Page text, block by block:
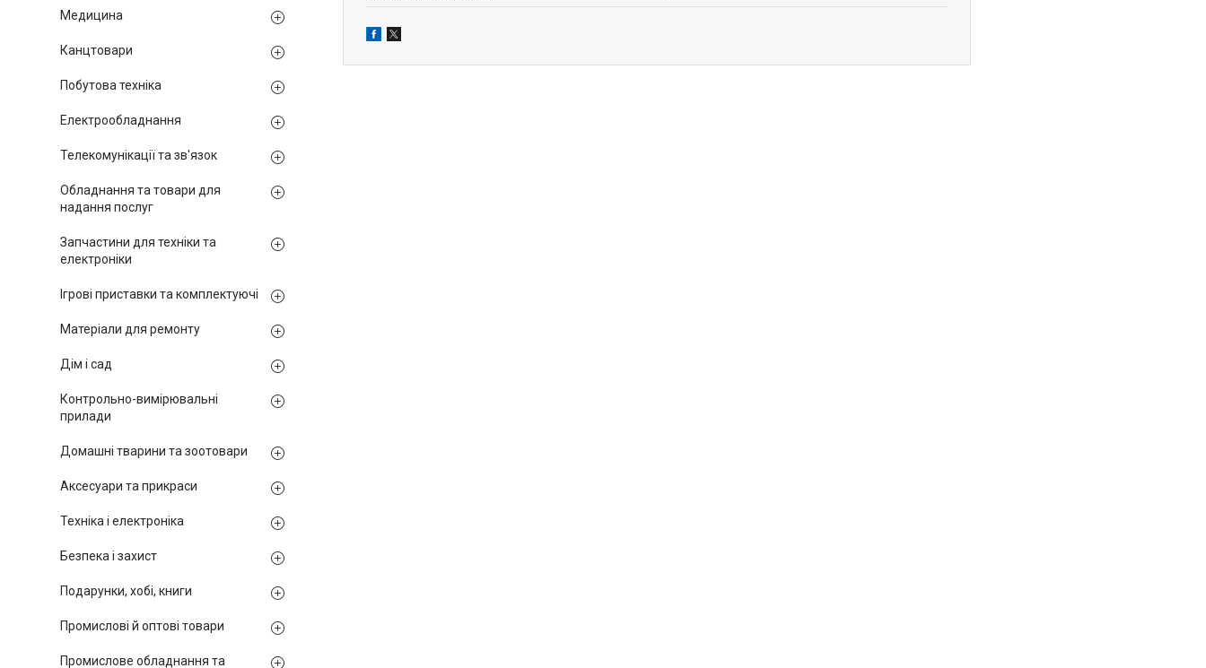
Медицина
Канцтовари
Побутова техніка
Електрообладнання
Телекомунікації та зв'язок
Обладнання та товари для
надання послуг
Запчастини для техніки та
електроніки
Ігрові приставки та комплектуючі
Матеріали для ремонту
Дім і сад
Контрольно-вимірювальні
прилади
Домашні тварини та зоотовари
Аксесуари та прикраси
Техніка і електроніка
Безпека і захист
Подарунки, хобі, книги
Промислові й оптові товари
Промислове обладнання та